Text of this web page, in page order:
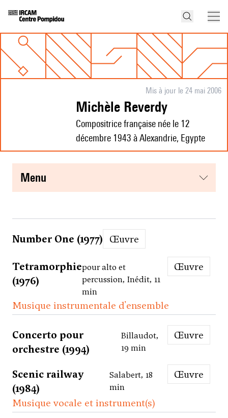
Mis à jour le 24 mai 2006
Michèle Reverdy
Compositrice française née le 12
décembre 1943 à Alexandrie, Egypte
menu
Number One (1977) Œuvre
Tetramorphie
(1976)
pour alto et
percussion, Inédit, 11
min
Œuvre
Musique instrumentale d'ensemble
Concerto pour
orchestre (1994)
Billaudot,
19 min
Œuvre
Scenic railway
(1984)
Salabert, 18
min
Œuvre
Musique vocale et instrument(s)